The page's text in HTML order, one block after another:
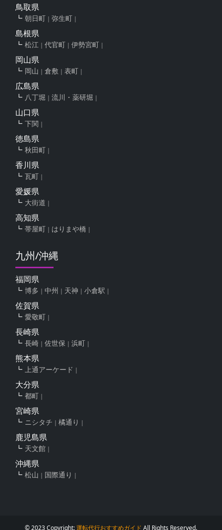
鳥取県
朝日町 弥生町
島根県
松江 代官町 伊勢宮町
岡山県
岡山 倉敷 表町
広島県
八丁堀 流川・薬研堀
山口県
下関
徳島県
秋田町
香川県
瓦町
愛媛県
大街道
高知県
帯屋町 はりまや橋
九州/沖縄
福岡県
博多 中州 天神 小倉駅
佐賀県
愛敬町
長崎県
長崎 佐世保 浜町
熊本県
上通アーケード
大分県
都町
宮崎県
ニシタチ 橘通り
鹿児島県
天文館
沖縄県
松山 国際通り
© 2023 Copyright:運転代行おすすめガイド All Rights Reserved.